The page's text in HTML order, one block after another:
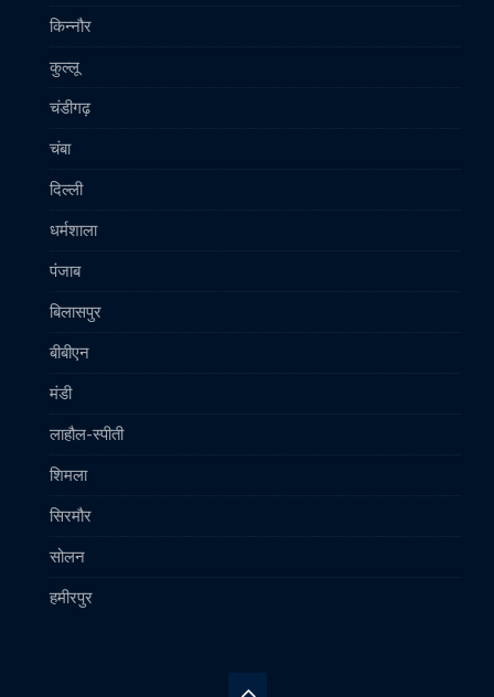
किन्नौर
कुल्लू
चंडीगढ़
चंबा
दिल्ली
धर्मशाला
पंजाब
बिलासपुर
बीबीएन
मंडी
लाहौल-स्पीती
शिमला
सिरमौर
सोलन
हमीरपुर